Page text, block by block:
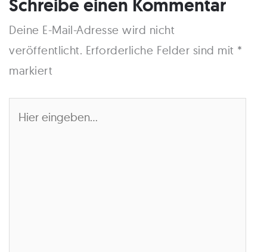
Schreibe einen Kommentar
Deine E-Mail-Adresse wird nicht
veröffentlicht. Erforderliche Felder sind mit *
markiert
eingeben…